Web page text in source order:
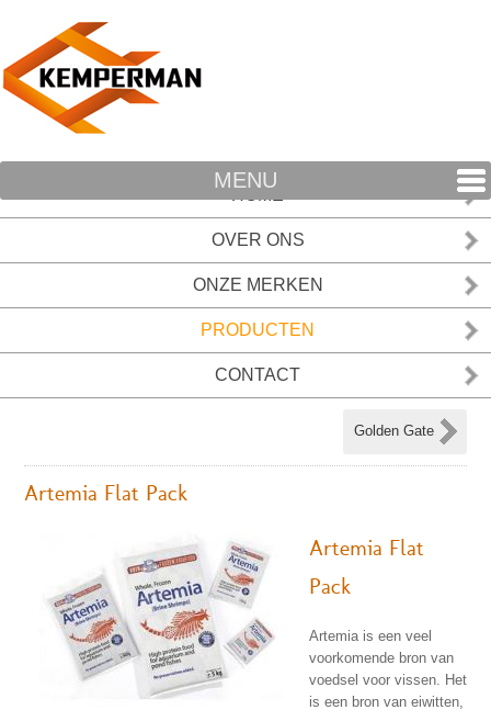
MENU
OVER ONS
ONZE MERKEN
PRODUCTEN
CONTACT
Golden Gate
Artemia Flat Pack
Artemia Flat
Pack
Artemia is een veel
voorkomende bron van
voedsel voor vissen. Het
is een bron van eiwitten,